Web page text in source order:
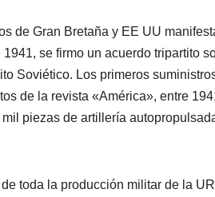
de Gran Bretaña y EE UU
se firmo un acuerdo tripartito
Soviético. Los primeros
de la revista «América», entre
piezas de artillería
toda la producción militar de la